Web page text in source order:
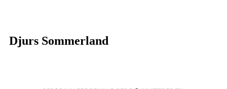
Djurs Sommerland